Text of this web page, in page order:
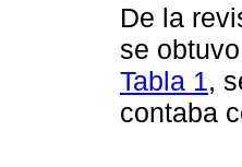
De la
se
Tabla 1,
contaba